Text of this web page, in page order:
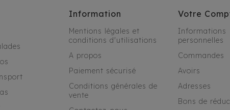
Information
Mentions légales et
conditions d'utilisations
A propos
Paiement sécurisé
Conditions générales de
vente
Votre
Informations
personnelles
Commandes
Avoirs
Adresses
Bons de